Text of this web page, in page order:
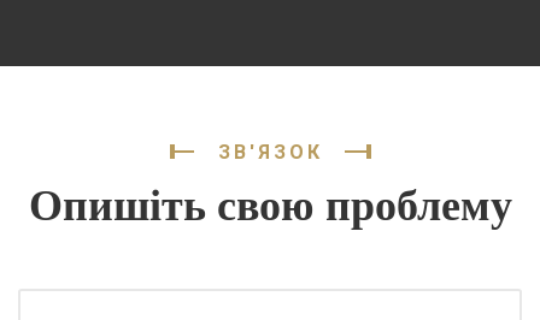
ЗВ'ЯЗОК
Опишіть свою проблему